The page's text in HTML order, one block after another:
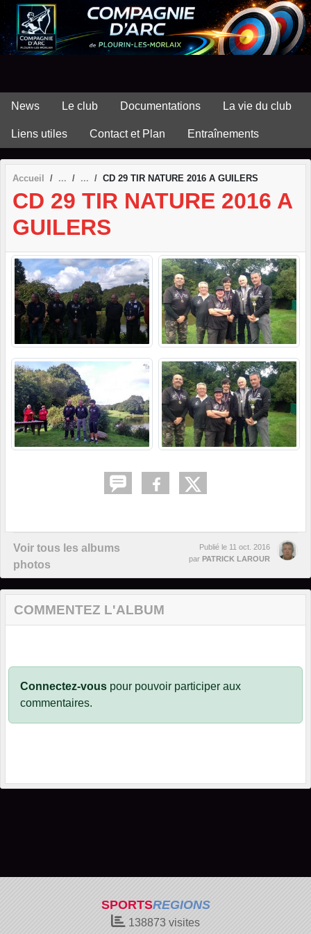
News Le club Documentations La vie du club
Liens utiles Contact et Plan Entraînements
Accueil CD 29 TIR NATURE 2016 A GUILERS
CD 29 TIR NATURE 2016 A
GUILERS
Voir tous les albums
photos
Publié le 11 oct. 2016
par PATRICK LAROUR
COMMENTEZ L'ALBUM
Connectez-vous pour pouvoir participer aux
commentaires.
SPORTSREGIONS
138873 visites
Panneau de gestion des cookies